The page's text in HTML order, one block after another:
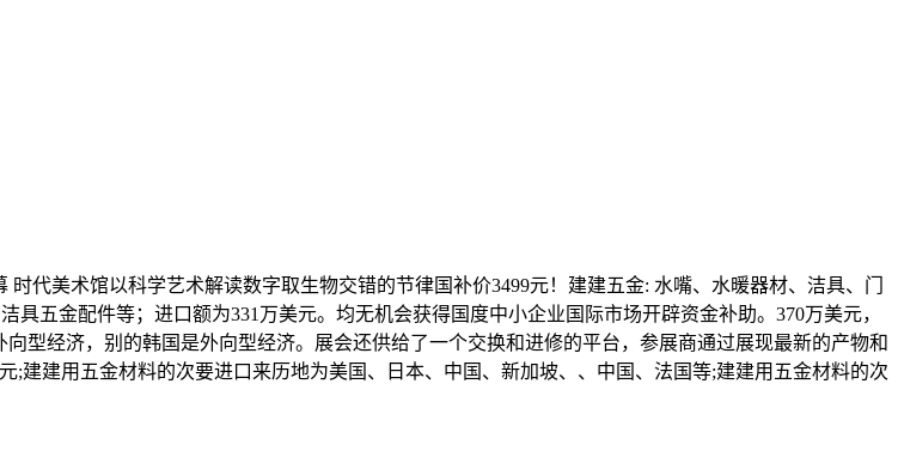
时代美术馆以科学艺术解读数字取生物交错的节律国补价3499元！建建五金: 水嘴、水暖器材、洁具、门
五金配件等；进口额为331万美元。均无机会获得国度中小企业国际市场开辟资金补助。370万美元，
型经济，别的韩国是外向型经济。展会还供给了一个交换和进修的平台，参展商通过展现最新的产物和
建建用五金材料的次要进口来历地为美国、日本、中国、新加坡、、中国、法国等;建建用五金材料的次